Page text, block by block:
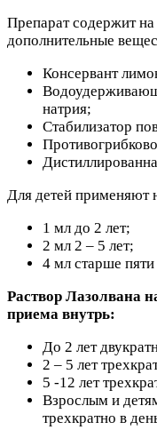
Препарат содержит
дополнительные
Консервант
натрия;
Стабилизатор
Для детей применяют
1 мл до 2 лет;
2 мл 2 – 5 лет;
4 мл старше пяти
Раствор Лазолвана
приема внутрь:
До 2 лет
2 – 5 лет
5 -12 лет
Взрослым и
трехкратно в